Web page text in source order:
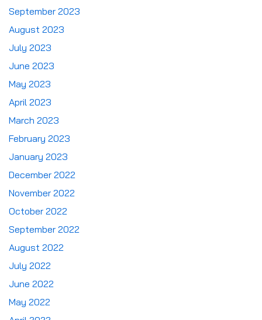
September 2023
August 2023
July 2023
June 2023
May 2023
April 2023
March 2023
February 2023
January 2023
December 2022
November 2022
October 2022
September 2022
August 2022
July 2022
June 2022
May 2022